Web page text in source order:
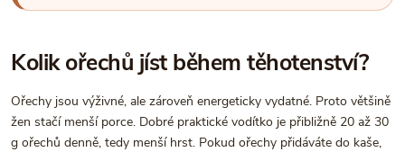
Kolik ořechů jíst během těhotenství?
Ořechy jsou výživné, ale zároveň energeticky vydatné. Proto většině
žen stačí menší porce. Dobré praktické vodítko je přibližně 20 až 30
g ořechů denně, tedy menší hrst. Pokud ořechy přidáváte do kaše,